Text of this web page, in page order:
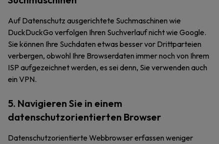
Auf Datenschutz ausgerichtete Suchmaschinen wie
DuckDuckGo verfolgen Ihren Suchverlauf nicht wie Google.
Sie können Ihre Suchdaten etwas besser vor Drittparteien
verbergen, obwohl Ihre Browserdaten immer noch von Ihrem
ISP aufgezeichnet werden, es sei denn, Sie verwenden auch
ein VPN.
5. Navigieren Sie in einem
datenschutzorientierten Browser
Datenschutzorientierte Webbrowser erfassen weniger